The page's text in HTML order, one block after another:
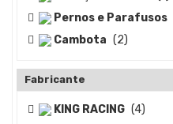
Pernos e Parafusos
Cambota (2)
Fabricante
KING RACING (4)